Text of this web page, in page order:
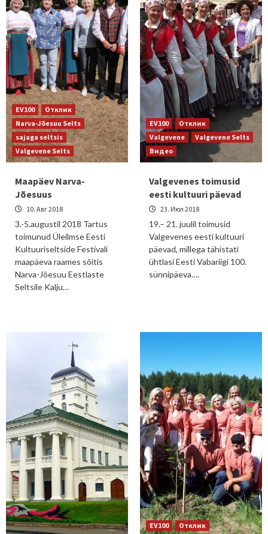
EV100
Отклик
Narva-Jõesuu Selts
sajaga seltsis
Valgevene Selts
Maapäev Narva-
Jõesuus
10. Авг 2018
3.-5.augustil 2018 Tartus
toimunud Üleilmse Eesti
Kultuuriseltside Festivali
maapäeva raames sõitis
Narva-Jõesuu Eestlaste
Seltsile Kalju…
EV100
Отклик
Valgevene
Valgevene Selts
Видео
Valgevenes toimusid
eesti kultuuri päevad
23. Июл 2018
19.– 21. juulil toimusid
Valgevenes eesti kultuuri
päevad, millega tähistati
ühtlasi Eesti Vabariigi 100.
sünnipäeva….
EV100
Отклик